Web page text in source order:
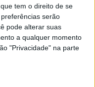
tem o direito de se
serão
pode alterar suas
a qualquer momento
"Privacidade" na parte
EST tiveram uma
de equipa e
título,
o seu
desportiva.